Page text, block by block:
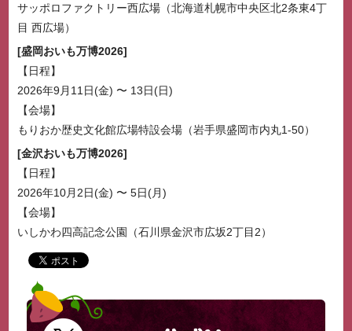
サッポロファクトリー西広場（北海道札幌市中央区北2条東4丁
目 西広場）
盛岡おいも万博2026
日程
2026年9月11日(金) 〜 13日(日)
会場
もりおか歴史文化館広場特設会場（岩手県盛岡市内丸1-50）
金沢おいも万博2026
日程
2026年10月2日(金) 〜 5日(月)
会場
いしかわ四高記念公園（石川県金沢市広坂2丁目2）